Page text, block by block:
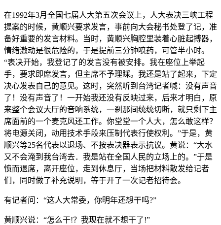
在1992年3月全国七届人大第五次会议上，人大表决三峡工程
提案的时候，黄顺兴要求发言，事前向大会秘书处登了记，准
备好重要的发言材料。当时，黄顺兴胸腔里装着心脏起搏器，
情绪激动是很危险的，于是提前三分钟喷药，可管半小时。
“表决开始，我登记了的发言没有被安排。我在座位上举起
手，要求即席发言，但主席不予理睬。我还是站了起来，下定
决心发表自己的意见。这时，突然听到台湾记者喊：没有声音
了！没有声音了！一开始我还没有反映过来，后来才明白，原
来整个会议大厅的音响系统，一刹那间统统切断，就只剩下主
席面前的一个麦克风还工作。你堂堂一个人大，怎么敢这样？
将电源关闭，动用技术手段来压制代表行使权利。”于是，黄
顺兴等25名代表以退场、不按表决器表示抗议。黄说：“大水
又不会淹到我台湾去．我是站在全国人民的立场上的。”于是
愤而退席，离开座位，走到休息厅，当场把材料散发给记者
们，同时做了补充说明，等于开了一次记者招待会。
有记者问：“这人大常委，你明年还想干吗?”
黄顺兴说：“怎么干!？我现在就不想干了!”